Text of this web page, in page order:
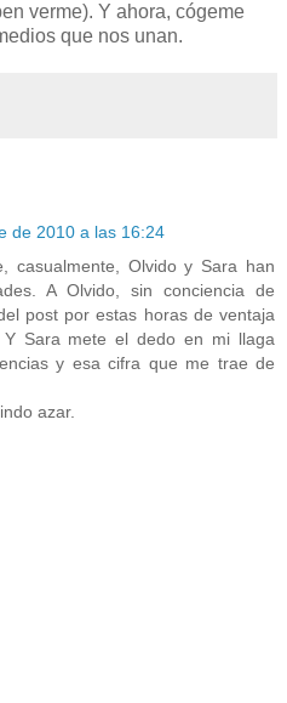
verme). Y ahora, cógeme
que nos unan.
de 2010 a las 16:24
casualmente, Olvido y Sara han
A Olvido, sin conciencia de
post por estas horas de ventaja
Sara mete el dedo en mi llaga
y esa cifra que me trae de
azar.